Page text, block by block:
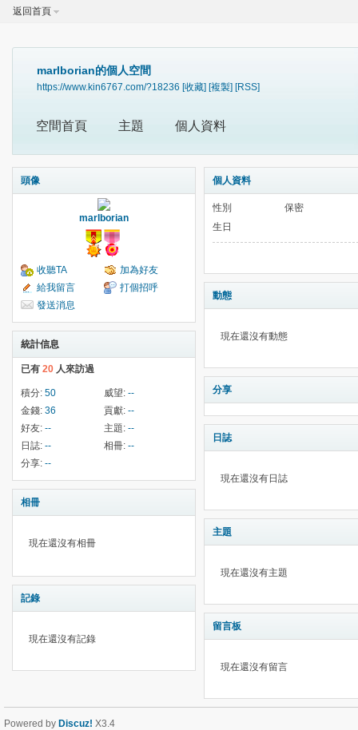
返回首頁
marlborian的個人空間
https://www.kin6767.com/?18236 [收藏] [複製] [RSS]
空間首頁 主題 個人資料
頭像
marlborian
收聽TA
加為好友
給我留言
打個招呼
發送消息
統計信息
已有 20 人來訪過
積分: 50 威望: --
金錢: 36 貢獻: --
好友: -- 主題: --
日誌: -- 相冊: --
分享: --
相冊
現在還沒有相冊
記錄
現在還沒有記錄
個人資料
性別
保密
生日
動態
現在還沒有動態
分享
日誌
現在還沒有日誌
主題
現在還沒有主題
留言板
現在還沒有留言
Powered by Discuz! X3.4